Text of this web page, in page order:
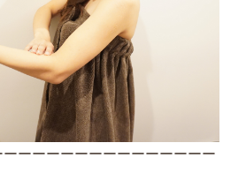
ーーーーーーーーーーーーーー